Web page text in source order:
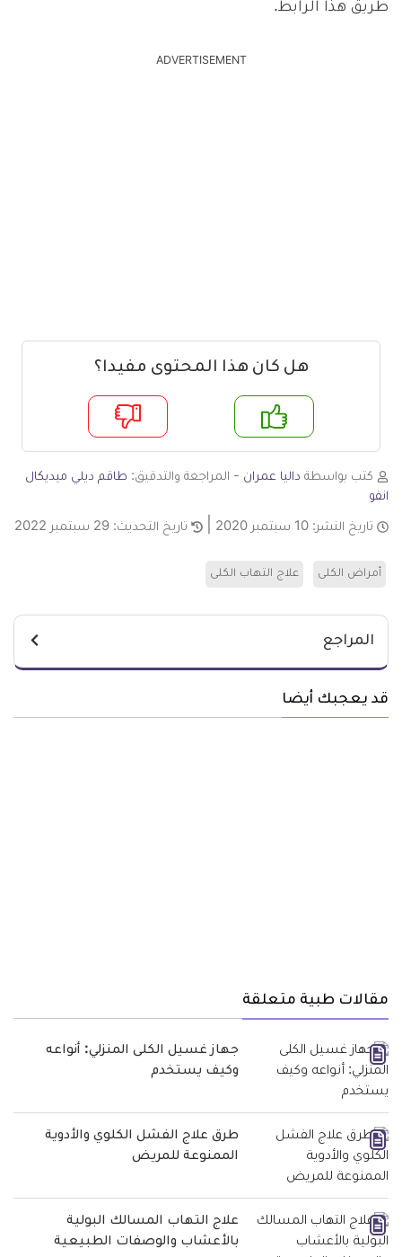
طريق هذا الرابط.
ADVERTISEMENT
هل كان هذا المحتوى مفيدا؟
لا
كتب بواسطة داليا عمران - المراجعة والتدقيق: طاقم ديلي ميديكال
انفو
تاريخ النشر: 10 سبتمبر 2020 تاريخ التحديث: 29 سبتمبر 2022
أمراض الكلى علاج التهاب الكلى
المراجع
قد يعجبك أيضا
مقالات طبية متعلقة
جهاز غسيل الكلى المنزلي: أنواعه
وكيف يستخدم
طرق علاج الفشل الكلوي والأدوية
الممنوعة للمريض
علاج التهاب المسالك البولية
بالأعشاب والوصفات الطبيعية